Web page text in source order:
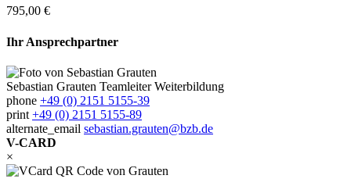
795,00 €
Ihr Ansprechpartner
Sebastian Grauten Teamleiter Weiterbildung
phone +49 (0) 2151 5155-39
print +49 (0) 2151 5155-89
alternate_email sebastian.grauten@bzb.de
V-CARD
×